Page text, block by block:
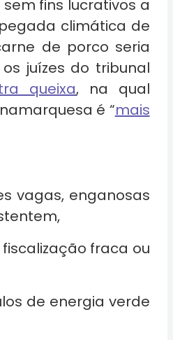
fins lucrativos a
climática de
de porco seria
juízes do tribunal
queixa, na qual
é “mais
vagas, enganosas
fraca ou
de energia verde